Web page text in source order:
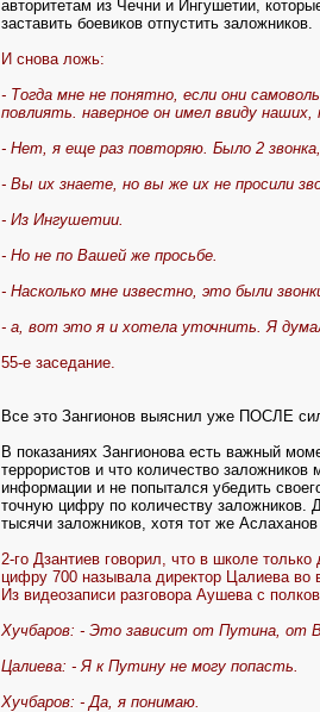
авторитетам из Чечни и Ингушетии,
заставить боевиков отпустить заложников.
И снова ложь:
- Тогда мне не понятно, если они
повлиять. наверное он имел ввиду
- Нет, я еще раз повторяю. Было 2
- Вы их знаете, но вы же их не просили
- Из Ингушетии.
- Но не по Вашей же просьбе.
- Насколько мне известно, это были
- а, вот это я и хотела уточнить. Я
55-е заседание.
Все это Зангионов выяснил уже ПОСЛЕ
В показаниях Зангионова есть важный
террористов и что количество
информации и не попытался убедить
точную цифру по количеству заложников.
тысячи заложников, хотя тот же
2-го Дзантиев говорил, что в школе
цифру 700 называла директор Цалиева во
Из видеозаписи разговора Аушева с
Хучбаров: - Это зависит от Путина, от
Цалиева: - Я к Путину не могу попасть.
Хучбаров: - Да, я понимаю.